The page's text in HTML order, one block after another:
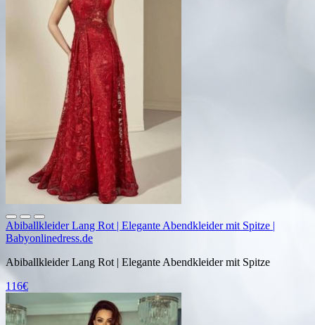
Abiballkleider Lang Rot | Elegante Abendkleider mit Spitze |
Babyonlinedress.de
Abiballkleider Lang Rot | Elegante Abendkleider mit Spitze
116€